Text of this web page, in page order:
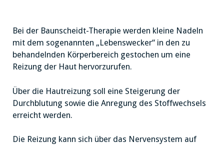
Bei der Baunscheidt-Therapie werden kleine Nadeln
mit dem sogenannten „Lebenswecker“ in den zu
behandelnden Körperbereich gestochen um eine
Reizung der Haut hervorzurufen.
Über die Hautreizung soll eine Steigerung der
Durchblutung sowie die Anregung des Stoffwechsels
erreicht werden.
Die Reizung kann sich über das Nervensystem auf